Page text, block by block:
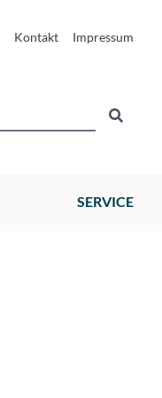
Kontakt Impressum
SERVICE